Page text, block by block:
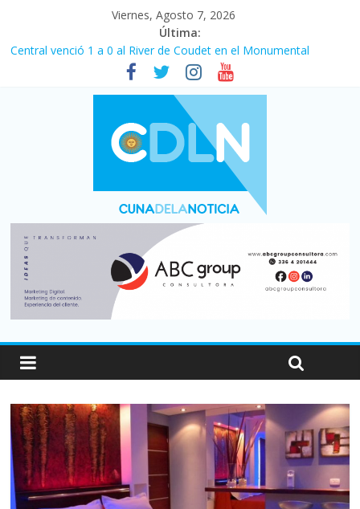
Viernes, Agosto 7, 2026
Última:
Central venció 1 a 0 al River de Coudet en el Monumental
La morosidad alcanzó su nivel más alto en dos décadas y ya
afecta a 400 mil deudores en Santa Fe
Desde que asumió Milei cerraron 41.000 kioscos: el sector
denuncia crisis como en 2001
Vacaciones de invierno con más movimiento y consumo
turístico: 4,6 millones de personas viajaron por el país, un 5,9%
Fuerte caída de la venta de autos usados en julio: bajó un 12,6%